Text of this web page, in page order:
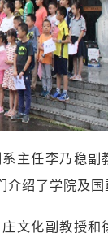
主任李乃稳
绍了学院及国
文化副教授